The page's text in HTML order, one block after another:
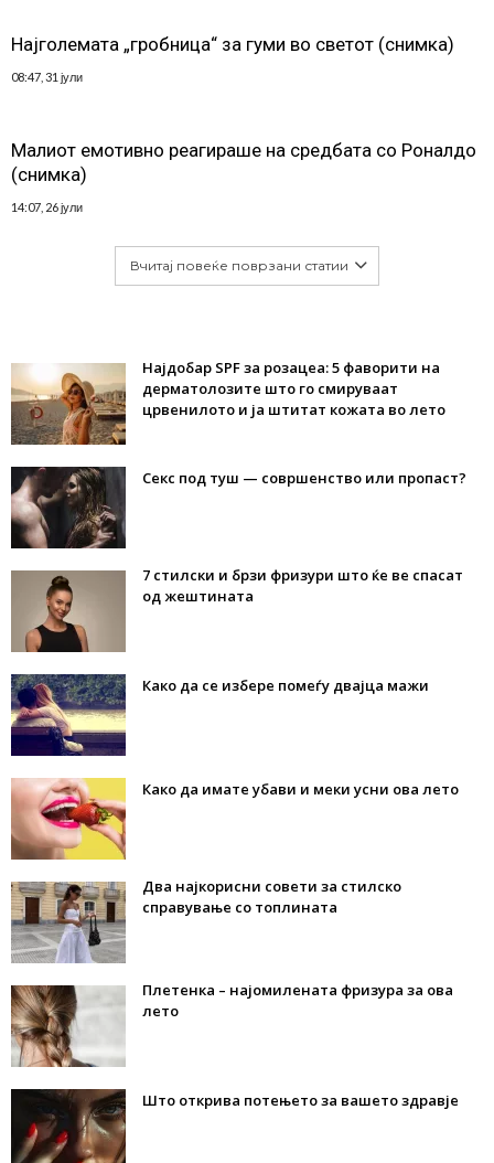
Најголемата „гробница“ за гуми во светот (снимка)
08:47, 31 јули
Малиот емотивно реагираше на средбата со Роналдо
(снимка)
14:07, 26 јули
Вчитај повеќе поврзани статии
Најдобар SPF за розацеа: 5 фаворити на
дерматолозите што го смируваат
црвенилото и ја штитат кожата во лето
Секс под туш — совршенство или пропаст?
7 стилски и брзи фризури што ќе ве спасат
од жештината
Како да се избере помеѓу двајца мажи
Како да имате убави и меки усни ова лето
Два најкорисни совети за стилско
справување со топлината
Плетенка – најомилената фризура за ова
лето
Што открива потењето за вашето здравје